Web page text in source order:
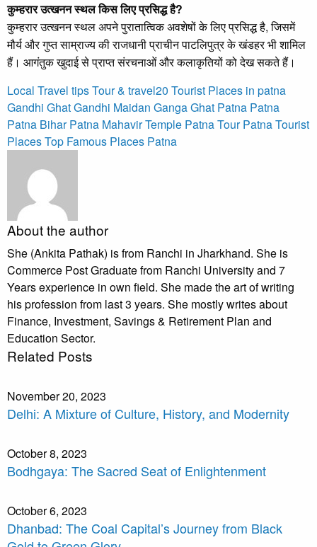
कुम्हरार उत्खनन स्थल किस लिए प्रसिद्ध है?
कुम्हरार उत्खनन स्थल अपने पुरातात्विक अवशेषों के लिए प्रसिद्ध है, जिसमें
मौर्य और गुप्त साम्राज्य की राजधानी प्राचीन पाटलिपुत्र के खंडहर भी शामिल
हैं। आगंतुक खुदाई से प्राप्त संरचनाओं और कलाकृतियों को देख सकते हैं।
Local Travel tipsTour & travel20 Tourist Places in patna
Gandhi GhatGandhi Maidan Ganga Ghat Patna Patna
Patna Bihar Patna Mahavir Temple Patna Tour Patna Tourist
PlacesTop Famous Places Patna
About the author
She (Ankita Pathak) is from Ranchi in Jharkhand. She is
Commerce Post Graduate from Ranchi University and 7
Years experience in own field. She made the art of writing
his profession from last 3 years. She mostly writes about
Finance, Investment, Savings & Retirement Plan and
Education Sector.
Related Posts
November 20, 2023
Delhi: A Mixture of Culture, History, and Modernity
October 8, 2023
Bodhgaya: The Sacred Seat of Enlightenment
October 6, 2023
Dhanbad: The Coal Capital’s Journey from Black